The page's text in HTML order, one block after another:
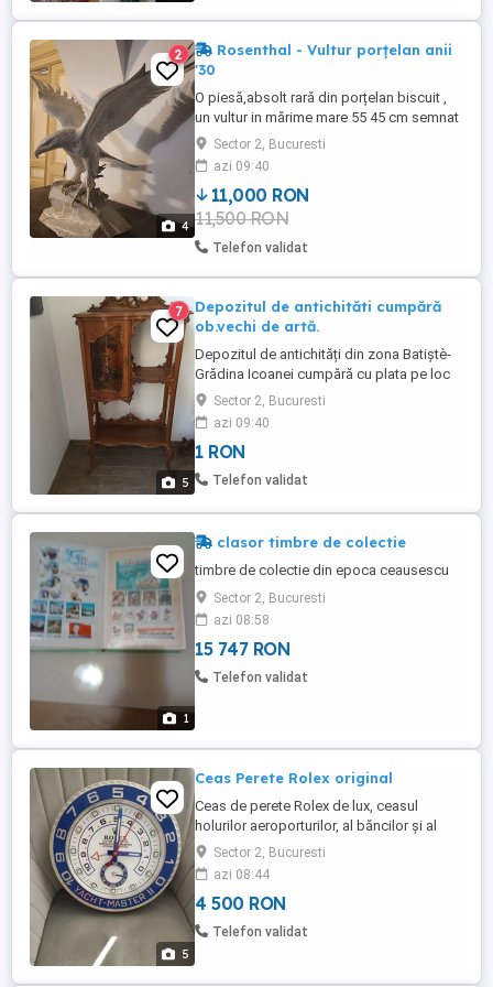
4
2
Rosenthal - Vultur porțelan anii
'30
O piesă,absolt rară din porțelan biscuit ,
un vultur in mărime mare 55 45 cm semnat
de HEYDRICH -șef designer de la firma
Rosenthal in anii '30 . O altă piesă se mai
află in muzeul Rosenthal.
Sector 2, Bucuresti
azi 09:40
11,000 RON
11,500 RON
Telefon validat
5
7
Depozitul de antichităti cumpără
ob.vechi de artă.
Depozitul de antichități din zona Batiștè-
Grădina Icoanei cumpără cu plata pe loc
si la prețuri imbatabile pt.aceste vremuri -
obiecte vechi de artă, originale : tablouri
inclusiv de maestrii picturii românești,
statui din bronz, antimoniu, marmură
,lemn, argintarie, bijuterii vechi ,ceasuri,
Sector 2, Bucuresti
azi 09:40
1 RON
Telefon validat
1
clasor timbre de colectie
timbre de colectie din epoca ceausescu
Sector 2, Bucuresti
azi 08:58
15 747 RON
Telefon validat
5
Ceas Perete Rolex original
Ceas de perete Rolex de lux, ceasul
holurilor aeroporturilor, al băncilor și al
marilor companii. Acum le puteți avea în
propria casă. Acest ceas este fabricat din
materiale de înaltă calitate, iar corpul
metalic este din oțel inoxidabil pentru a fi
solid și durabil. A fost special conceput
Sector 2, Bucuresti
azi 08:44
4 500 RON
Telefon validat